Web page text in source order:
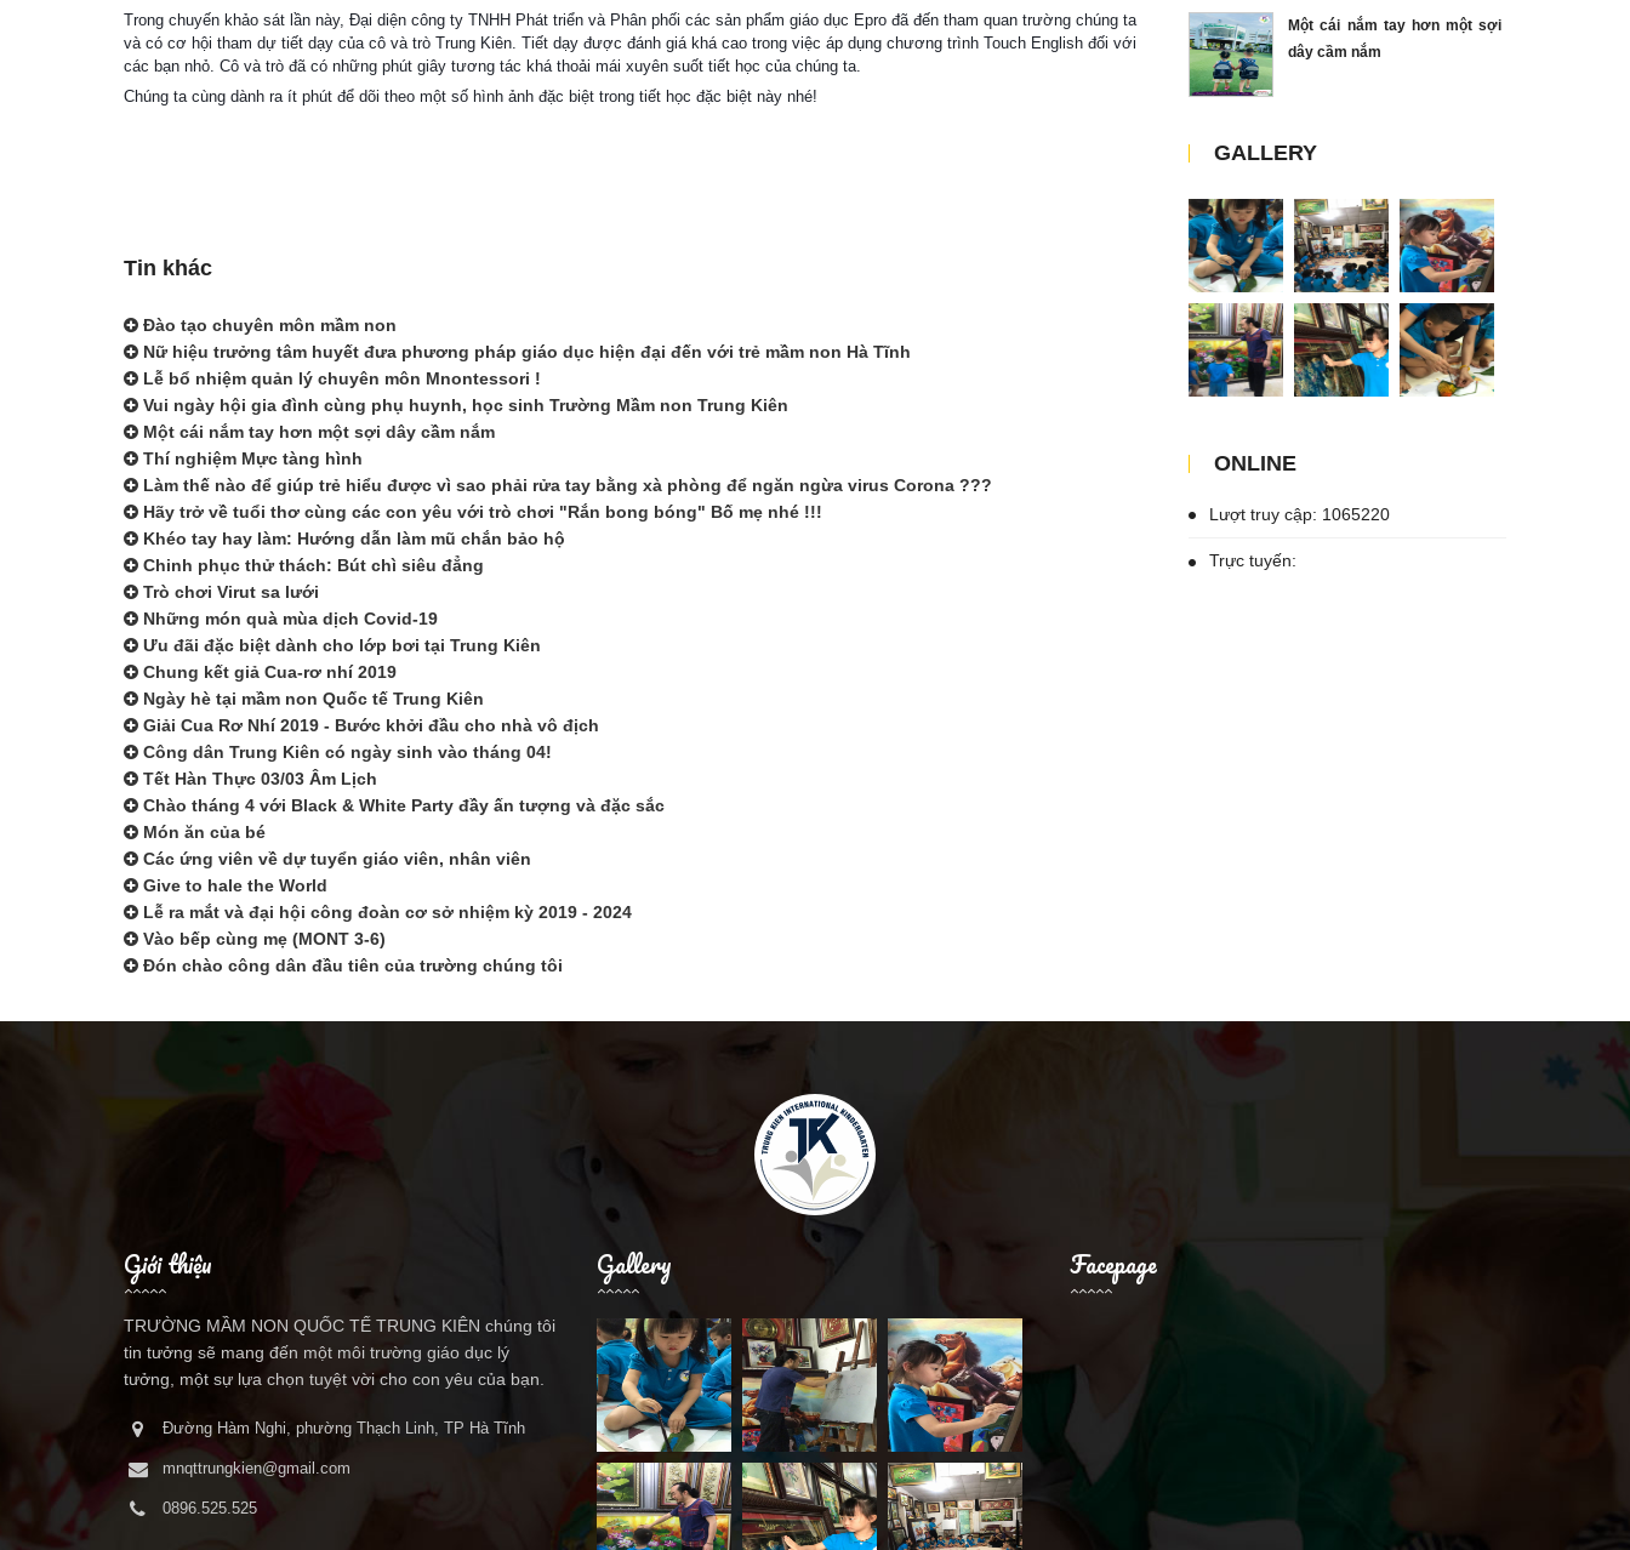
Trong chuyến khảo sát lần này, Đại diện công ty TNHH Phát triển và Phân phối các sản phẩm giáo dục Epro đã đến tham quan trường chúng ta
và có cơ hội tham dự tiết dạy của cô và trò Trung Kiên. Tiết dạy được đánh giá khá cao trong việc áp dụng chương trình Touch English đối với
các bạn nhỏ. Cô và trò đã có những phút giây tương tác khá thoải mái xuyên suốt tiết học của chúng ta.
Chúng ta cùng dành ra ít phút để dõi theo một số hình ảnh đặc biệt trong tiết học đặc biệt này nhé!
Tin khác
Đào tạo chuyên môn mầm non
Nữ hiệu trưởng tâm huyết đưa phương pháp giáo dục hiện đại đến với trẻ mầm non Hà Tĩnh
Lễ bổ nhiệm quản lý chuyên môn Mnontessori !
Vui ngày hội gia đình cùng phụ huynh, học sinh Trường Mầm non Trung Kiên
Một cái nắm tay hơn một sợi dây cầm nắm
Thí nghiệm Mực tàng hình
Làm thế nào để giúp trẻ hiểu được vì sao phải rửa tay bằng xà phòng để ngăn ngừa virus Corona ???
Hãy trở về tuổi thơ cùng các con yêu với trò chơi "Rắn bong bóng" Bố mẹ nhé !!!
Khéo tay hay làm: Hướng dẫn làm mũ chắn bảo hộ
Chinh phục thử thách: Bút chì siêu đẳng
Trò chơi Virut sa lưới
Những món quà mùa dịch Covid-19
Ưu đãi đặc biệt dành cho lớp bơi tại Trung Kiên
Chung kết giả Cua-rơ nhí 2019
Ngày hè tại mầm non Quốc tế Trung Kiên
Giải Cua Rơ Nhí 2019 - Bước khởi đầu cho nhà vô địch
Công dân Trung Kiên có ngày sinh vào tháng 04!
Tết Hàn Thực 03/03 Âm Lịch
Chào tháng 4 với Black & White Party đầy ấn tượng và đặc sắc
Món ăn của bé
Các ứng viên về dự tuyển giáo viên, nhân viên
Give to hale the World
Lễ ra mắt và đại hội công đoàn cơ sở nhiệm kỳ 2019 - 2024
Vào bếp cùng mẹ (MONT 3-6)
Đón chào công dân đầu tiên của trường chúng tôi
Một cái nắm tay hơn một sợi
dây cầm nắm
GALLERY
ONLINE
Lượt truy cập: 1065220
Trực tuyến:
Giới thiệu
TRƯỜNG MẦM NON QUỐC TẾ TRUNG KIÊN chúng tôi
tin tưởng sẽ mang đến một môi trường giáo dục lý
tưởng, một sự lựa chọn tuyệt vời cho con yêu của bạn.
Đường Hàm Nghi, phường Thạch Linh, TP Hà Tĩnh
mnqttrungkien@gmail.com
0896.525.525
Gallery Facepage